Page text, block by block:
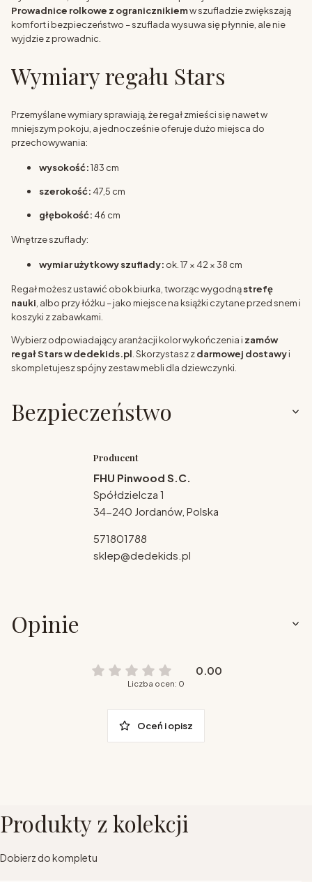
Prowadnice rolkowe z ogranicznikiemw szufladzie zwiększają
komfort i bezpieczeństwo – szuflada wysuwa się płynnie, ale nie
wyjdzie z prowadnic.
Wymiary regału Stars
Przemyślane wymiary sprawiają, że regał zmieści się nawet w
mniejszym pokoju, a jednocześnie oferuje dużo miejsca do
przechowywania:
wysokość:183 cm
szerokość: 47,5 cm
głębokość: 46 cm
Wnętrze szuflady:
wymiar użytkowy szuflady: ok. 17 × 42 × 38 cm
Regał możesz ustawić obok biurka, tworząc wygodnąstrefę
nauki , albo przy łóżku – jako miejsce na książki czytane przed snem i
koszyki z zabawkami.
Wybierz odpowiadający aranżacji kolor wykończenia i zamów
regał Stars w dedekids.pl . Skorzystasz zdarmowej dostawyi
skompletujesz spójny zestaw mebli dla dziewczynki.
Bezpieczeństwo
Producent
FHU Pinwood S.C.
Spółdzielcza 1
34-240 Jordanów, Polska
571801788
sklep@dedekids.pl
Opinie
0.00
Liczba ocen: 0
Oceń i opisz
Produkty z kolekcji
Dobierz do kompletu